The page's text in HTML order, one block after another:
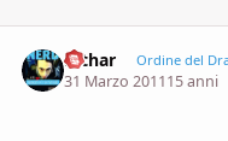
rathar Ordine del
31 Marzo 201115 anni